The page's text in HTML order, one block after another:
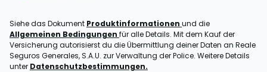
Siehe das Dokument Produktinformationen und die
Allgemeinen Bedingungen für alle Details. Mit dem Kauf der
Versicherung autorisierst du die Übermittlung deiner Daten an Reale
Seguros Generales, S.A.U. zur Verwaltung der Police. Weitere Details
unter Datenschutzbestimmungen.